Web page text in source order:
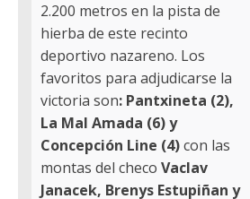
2.200 metros en la pista de
hierba de este recinto
deportivo nazareno. Los
favoritos para adjudicarse la
victoria son: Pantxineta (2),
La Mal Amada (6) y
Concepción Line (4)con las
montas del checo Vaclav
Janacek, Brenys Estupiñan y